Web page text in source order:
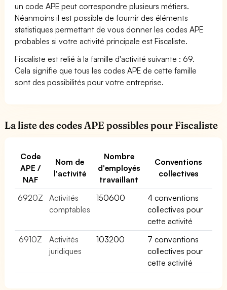
un code APE peut correspondre plusieurs métiers.
Néanmoins il est possible de fournir des éléments
statistiques permettant de vous donner les codes APE
probables si votre activité principale est Fiscaliste.
Fiscaliste est relié à la famille d'activité suivante : 69.
Cela signifie que tous les codes APE de cette famille
sont des possibilités pour votre entreprise.
La liste des codes APE possibles pour Fiscaliste
Code
APE /
NAF
Nom de
l'activité
Nombre
d'employés
travaillant
Conventions
collectives
6920Z
Activités
comptables
150600
4 conventions
collectives pour
cette activité
6910Z
Activités
juridiques
103200
7 conventions
collectives pour
cette activité